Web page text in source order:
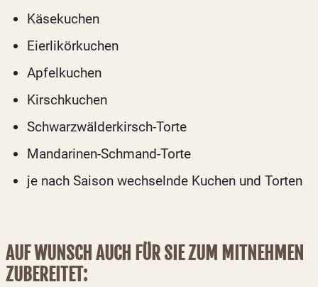
Käsekuchen
Eierlikörkuchen
Apfelkuchen
Kirschkuchen
Schwarzwälderkirsch-Torte
Mandarinen-Schmand-Torte
je nach Saison wechselnde Kuchen und Torten
AUF WUNSCH AUCH FÜR SIE ZUM MITNEHMEN
ZUBEREITET: